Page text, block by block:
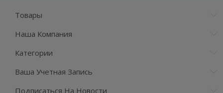
Товары
Наша Компания
Категории
Ваша Учетная Запись
Подписаться На Новости